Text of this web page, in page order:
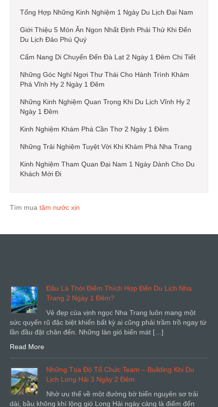
Tổng Hợp Những Kinh Nghiệm 1 Ngày Du Lịch Đại Nam
Giới Thiệu 5 Món Ăn Ngon Nhất Định Phải Thử Khi Đến
Du Lịch Đảo Phú Quý
Cẩm Nang Di Chuyển Đến Đà Lạt 2 Ngày 1 Đêm Chi Tiết
Những Góc Nghỉ Ngơi Thư Thái Cho Hành Trình Khám
Phá Vĩnh Hy 2 Ngày 1 Đêm
Những Kinh Nghiệm Quan Trọng Khi Du Lịch Vĩnh Hy 2
Ngày 1 Đêm
Kinh Nghiệm Khám Phá Cần Thơ 2 Ngày 1 Đêm
Những Trải Nghiệm Tuyệt Vời Khi Khám Phá Nha Trang
Kinh Nghiệm Tham Quan Đại Nam 1 Ngày Dành Cho Du
Khách Mới Đi
Tìm mua tăm nước xịn
Đâu Là Thời Điểm Thích Hợp Đến Du Lịch Nha
Trang 2 Ngày 1 Đêm?
Vẻ đẹp của vịnh ngọc Nha Trang luôn mang một
sức quyến rũ đặc biệt khiến bất kỳ ai cũng phải trầm trồ ngay từ
lần đầu đặt chân đến. Những làn gió biển mát […]
Read More
Những Tọa Độ Tổ Chức Team – Building Khi Du
Lịch Long Hải 3 Ngày 2 Đêm
Nhờ ưu thế về một đường bờ biển nguyên sơ trải
dài, bầu không khí lộng gió Long Hải ngày càng là điểm đến